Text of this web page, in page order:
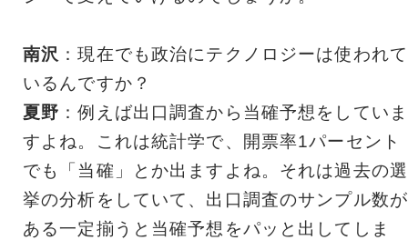
南沢 ：現在でも政治にテクノロジーは使われて
いるんですか？
夏野 ：例えば出口調査から当確予想をしていま
すよね。これは統計学で、開票率1パーセント
でも「当確」とか出ますよね。それは過去の選
挙の分析をしていて、出口調査のサンプル数が
ある一定揃うと当確予想をパッと出してしま